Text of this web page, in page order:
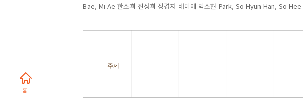
홈
Bae, Mi Ae 한소희 진정희 장경자 배미애 박소현 Park, So Hyun Han, So Hee
주제